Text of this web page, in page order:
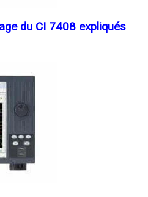
du CI 7408 expliqués